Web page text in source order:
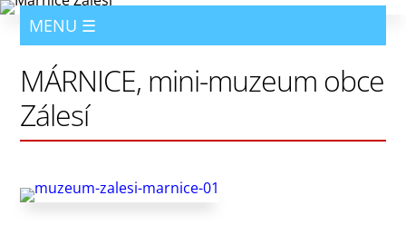
MÁRNICE, mini-muzeum obce
Zálesí